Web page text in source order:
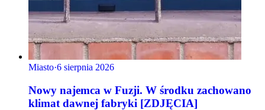
Miasto·6 sierpnia 2026
Nowy najemca w Fuzji. W środku zachowano
klimat dawnej fabryki [ZDJĘCIA]